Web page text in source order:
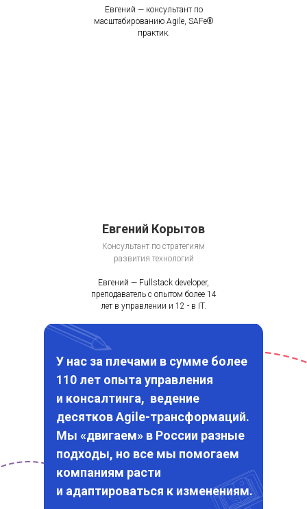
Евгений — консультант по
масштабированию Agile, SAFe®
практик.
Евгений Корытов
Консультант по стратегиям
развития технологий
Евгений — Fullstack developer,
преподаватель с опытом более 14
лет в управлении и 12 - в IT.
У нас за плечами в сумме более
110 лет опыта управления
и консалтинга, ведение
десятков Agile-трансформаций.
Мы «двигаем» в России разные
подходы, но все мы помогаем
компаниям расти
и адаптироваться к изменениям.